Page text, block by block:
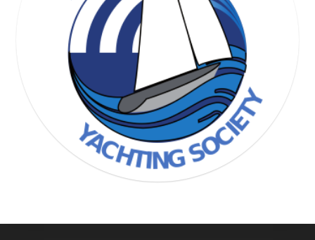
WIND & WAVE SOCIETY